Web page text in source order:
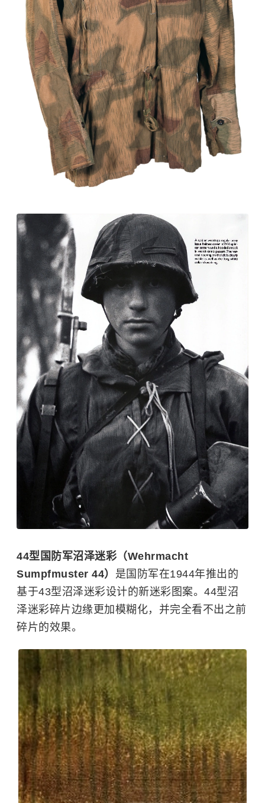
44型国防军沼泽迷彩（Wehrmacht
Sumpfmuster 44） 是国防军在1944年推出的
基于43型沼泽迷彩设计的新迷彩图案。44型沼
泽迷彩碎片边缘更加模糊化，并完全看不出之前
碎片的效果。